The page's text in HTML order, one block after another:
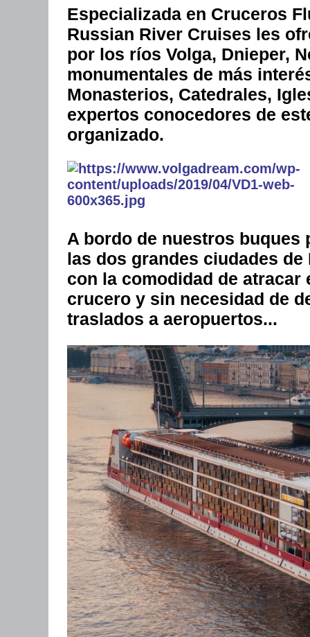
Especializada en Cruceros
Russian River Cruises les
por los ríos Volga, Dnieper,
monumentales de más
Monasterios, Catedrales,
expertos conocedores de
organizado.
A bordo de nuestros
las dos grandes ciudades
con la comodidad de atracar
crucero y sin necesidad de
traslados a aeropuertos...